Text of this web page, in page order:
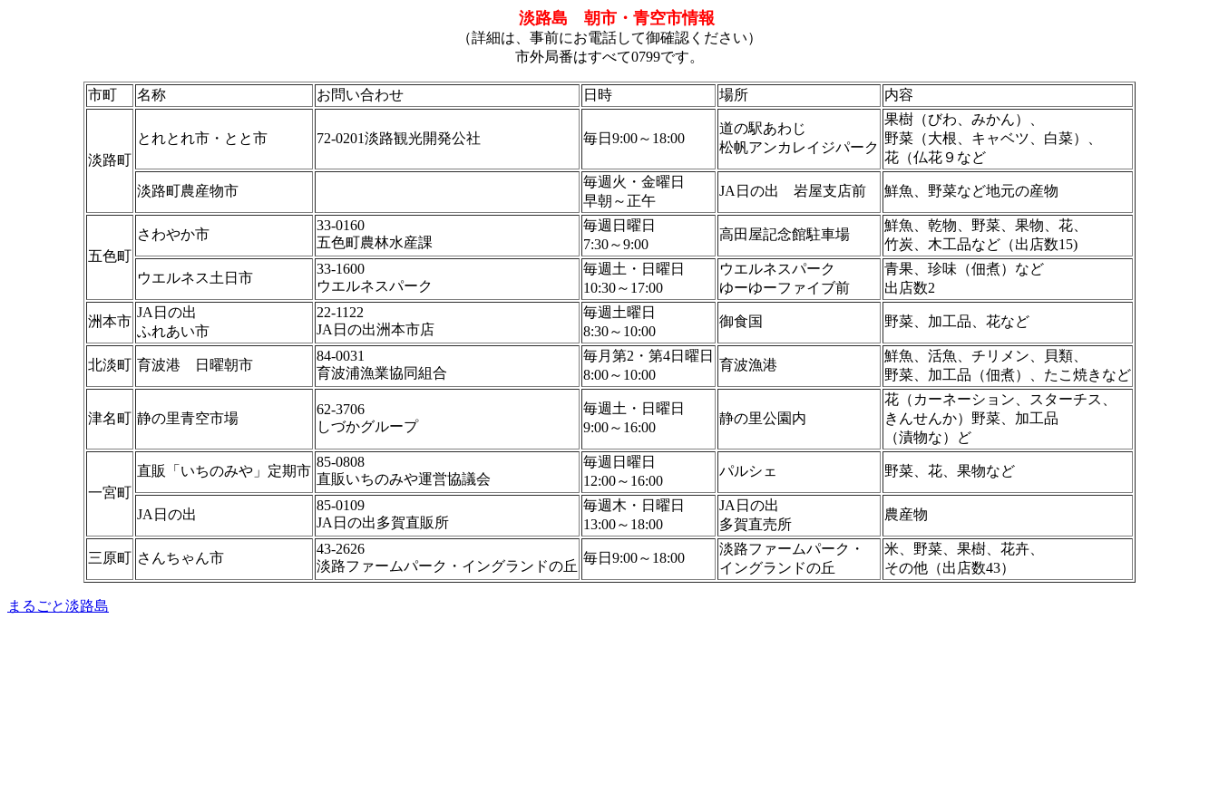
淡路島 朝市・青空市情報
（詳細は、事前にお電話して御確認ください）
市外局番はすべて0799です。
市町 名称 お問い合わせ 日時 場所 内容
淡路町
とれとれ市・とと市 72-0201淡路観光開発公社 毎日9:00～18:00
道の駅あわじ
松帆アンカレイジパーク
果樹（びわ、みかん）、
野菜（大根、キャベツ、白菜）、
花（仏花９など
淡路町農産物市
毎週火・金曜日
早朝～正午
JA日の出 岩屋支店前 鮮魚、野菜など地元の産物
五色町
さわやか市
33-0160
五色町農林水産課
毎週日曜日
7:30～9:00
高田屋記念館駐車場
鮮魚、乾物、野菜、果物、花、
竹炭、木工品など（出店数15)
ウエルネス土日市
33-1600
ウエルネスパーク
毎週土・日曜日
10:30～17:00
ウエルネスパーク
ゆーゆーファイブ前
青果、珍味（佃煮）など
出店数2
洲本市
JA日の出
ふれあい市
22-1122
JA日の出洲本市店
毎週土曜日
8:30～10:00
御食国 野菜、加工品、花など
北淡町 育波港 日曜朝市
84-0031
育波浦漁業協同組合
毎月第2・第4日曜日
8:00～10:00
育波漁港
鮮魚、活魚、チリメン、貝類、
野菜、加工品（佃煮）、たこ焼きなど
津名町 静の里青空市場
62-3706
しづかグループ
毎週土・日曜日
9:00～16:00
静の里公園内
花（カーネーション、スターチス、
きんせんか）野菜、加工品
（漬物な）ど
一宮町
直販「いちのみや」定期市
85-0808
直販いちのみや運営協議会
毎週日曜日
12:00～16:00
パルシェ 野菜、花、果物など
JA日の出
85-0109
JA日の出多賀直販所
毎週木・日曜日
13:00～18:00
JA日の出
多賀直売所
農産物
三原町 さんちゃん市
43-2626
淡路ファームパーク・イングランドの丘
毎日9:00～18:00
淡路ファームパーク・
イングランドの丘
米、野菜、果樹、花卉、
その他（出店数43）
まるごと淡路島